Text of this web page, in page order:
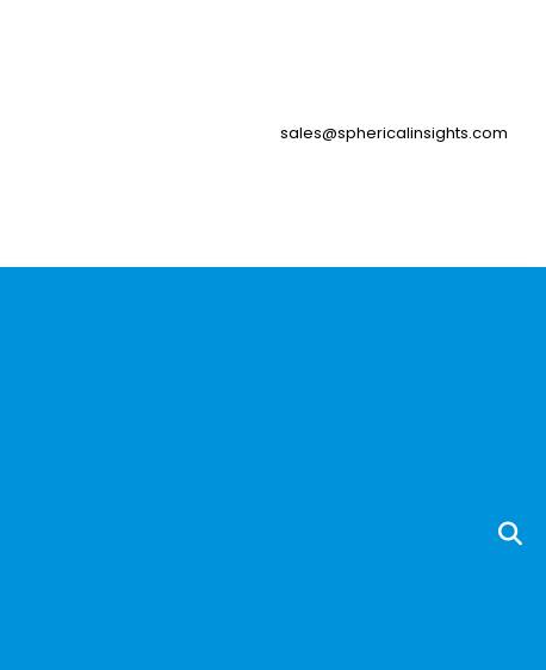
sales@sphericalinsights.com